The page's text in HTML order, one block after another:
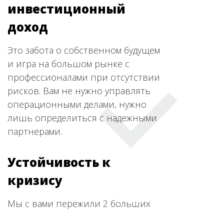
инвестиционный
доход
Это забота о собственном будущем
и игра на большом рынке с
профессионалами при отсутствии
рисков. Вам не нужно управлять
операционными делами, нужно
лишь определиться с надежными
партнерами.
Устойчивость к
кризису
Мы с вами пережили 2 больших